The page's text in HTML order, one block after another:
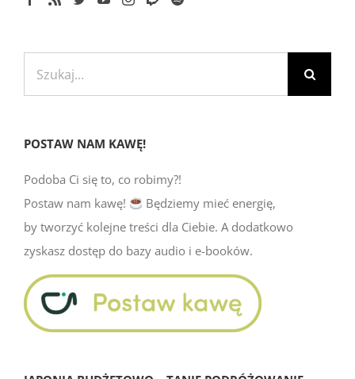
POSTAW NAM KAWĘ!
Podoba Ci się to, co robimy?!
Postaw nam kawę!
Będziemy mieć energię,
by tworzyć kolejne treści dla Ciebie. A dodatkowo
zyskasz dostęp do bazy audio i e-booków.